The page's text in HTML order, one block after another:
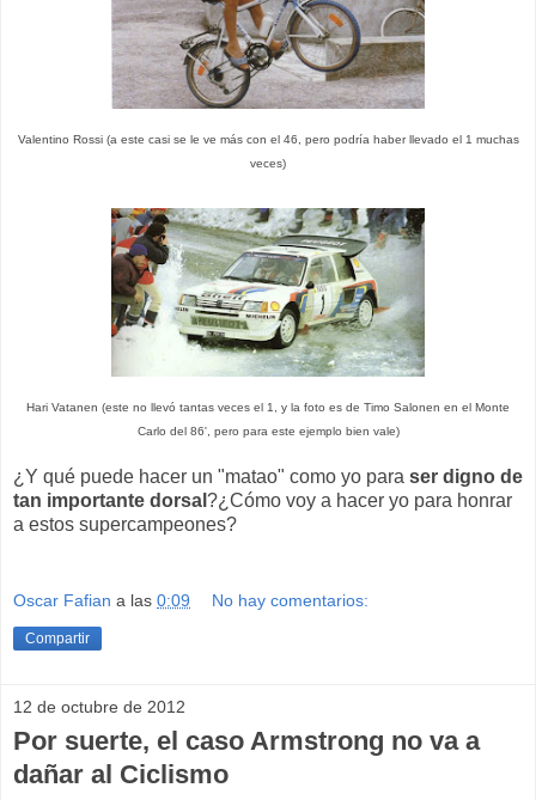
Valentino Rossi (a este casi se le ve más con el 46, pero podría haber llevado el 1 muchas
veces)
Hari Vatanen (este no llevó tantas veces el 1, y la foto es de Timo Salonen en el Monte
Carlo del 86', pero para este ejemplo bien vale)
¿Y qué puede hacer un "matao" como yo para ser digno de
tan importante dorsal ?¿Cómo voy a hacer yo para honrar
a estos supercampeones?
Oscar Fafian a las 0:09 No hay comentarios:
Compartir
12 de octubre de 2012
Por suerte, el caso Armstrong no va a
dañar al Ciclismo